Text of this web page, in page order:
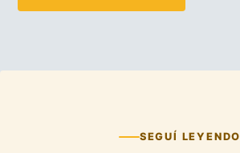
SEGUÍ LEYENDO